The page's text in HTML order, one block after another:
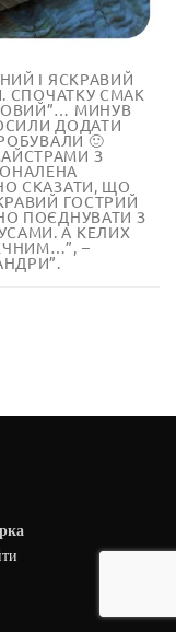
І ЯСКРАВИЙ
СПОЧАТКУ СМАК
МИНУВ
ДОДАТИ
🙂
З
СКАЗАТИ, ЩО
ГОСТРИЙ
ПОЄДНУВАТИ З
А КЕЛИХ
–